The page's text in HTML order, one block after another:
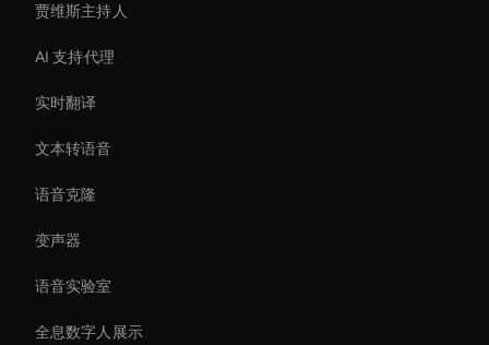
贾维斯主持人
AI 支持代理
实时翻译
文本转语音
语音克隆
变声器
语音实验室
全息数字人展示